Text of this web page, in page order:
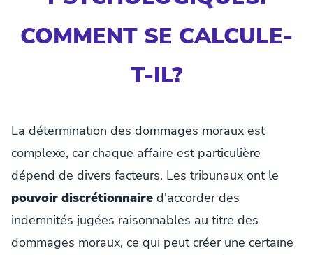
COMMENT SE CALCULE-
T-IL?
La détermination des dommages moraux est
complexe, car chaque affaire est particulière
dépend de divers facteurs. Les tribunaux ont le
pouvoir discrétionnaire d'accorder des
indemnités jugées raisonnables au titre des
dommages moraux, ce qui peut créer une certaine